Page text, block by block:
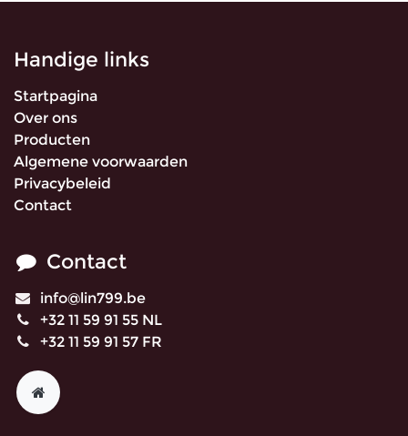
Handige links
Startpagina
Over ons
Producten
Algemene voorwaarden
Privacybeleid
Contact
Contact
info@lin799.be
+32 11 59 91 55 NL
+32 11 59 91 57 FR